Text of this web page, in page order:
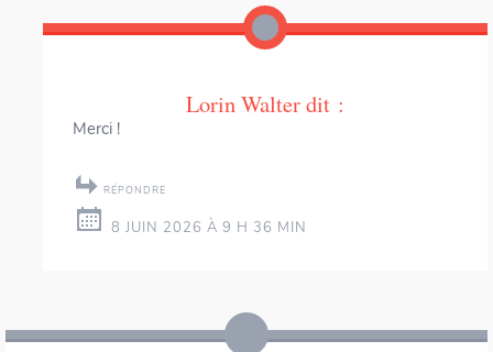
Lorin Walterdit :
Merci !
RÉPONDRE
8 JUIN 2026 À 9 H 36 MIN